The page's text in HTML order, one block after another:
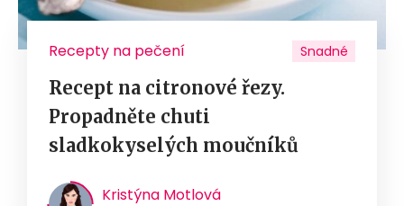
Recepty na pečení Snadné
Recept na citronové řezy.
Propadněte chuti
sladkokyselých moučníků
Kristýna Motlová